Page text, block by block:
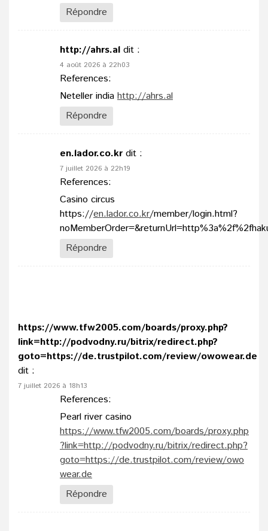
Répondre
http://ahrs.al dit :
4 août 2026 à 22h03
References:
Neteller india http://ahrs.al
Répondre
en.lador.co.kr dit :
7 juillet 2026 à 22h19
References:
Casino circus
https://en.lador.co.kr/member/login.html?
Répondre
https://www.tfw2005.com/boards/proxy.php?
link=http://podvodny.ru/bitrix/redirect.php?
goto=https://de.trustpilot.com/review/owowear.de
dit :
7 juillet 2026 à 18h13
References:
Pearl river casino
https://www.tfw2005.com/boards/proxy.php
?link=http://podvodny.ru/bitrix/redirect.php?
goto=https://de.trustpilot.com/review/owo
wear.de
Répondre